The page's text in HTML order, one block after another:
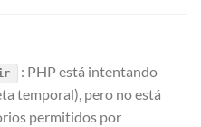
: PHP está intentando
temporal), pero no está
permitidos por